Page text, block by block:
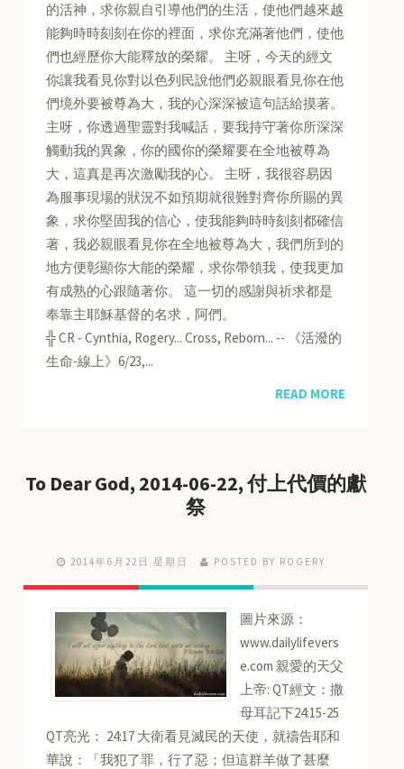
的活神，求你親自引導他們的生活，使他們越來越
能夠時時刻刻在你的裡面，求你充滿著他們，使他
們也經歷你大能釋放的榮耀。 主呀，今天的經文
你讓我看見你對以色列民說他們必親眼看見你在他
們境外要被尊為大，我的心深深被這句話給摸著。
主呀，你透過聖靈對我喊話，要我持守著你所深深
觸動我的異象，你的國你的榮耀要在全地被尊為
大，這真是再次激勵我的心。 主呀，我很容易因
為服事現場的狀況不如預期就很難對齊你所賜的異
象，求你堅固我的信心，使我能夠時時刻刻都確信
著，我必親眼看見你在全地被尊為大，我們所到的
地方便彰顯你大能的榮耀，求你帶領我，使我更加
有成熟的心跟隨著你。 這一切的感謝與祈求都是
奉靠主耶穌基督的名求，阿們。
╬ CR - Cynthia, Rogery... Cross, Reborn... -- 《活潑的
生命-線上》6/23,...
READ MORE
To Dear God, 2014-06-22, 付上代價的獻
祭
2014年6月22日 星期日 POSTED BY ROGERY
圖片來源：
www.dailylifevers
e.com 親愛的天父
上帝: QT經文：撒
母耳記下24:15-25
QT亮光： 24:17 大衛看見滅民的天使，就禱告耶和
華說：「我犯了罪，行了惡；但這群羊做了甚麼